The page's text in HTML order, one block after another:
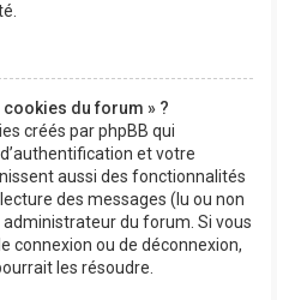
du forum » ?
créés par phpBB qui
et votre
aussi des fonctionnalités
des messages (lu ou non
administrateur du forum. Si vous
connexion ou de déconnexion,
les résoudre.